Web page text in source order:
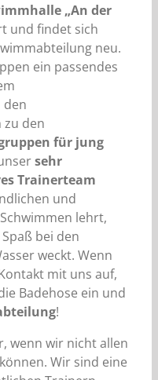
„An der
und findet sich
neu.
ein passendes
den
zu den
für jung
sehr
Trainerteam
und
lehrt,
bei den
weckt. Wenn
mit uns auf,
Badehose ein und
!
wenn wir nicht allen
Wir sind eine